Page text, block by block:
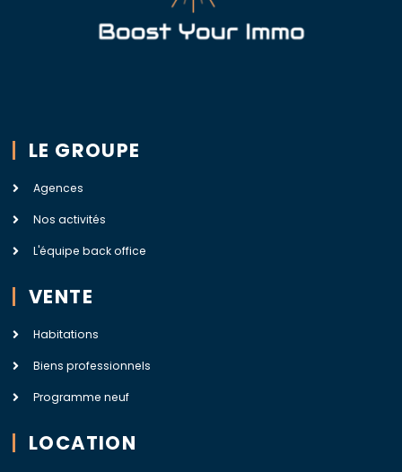
LE GROUPE
Agences
Nos activités
L'équipe back office
VENTE
Habitations
Biens professionnels
Programme neuf
LOCATION